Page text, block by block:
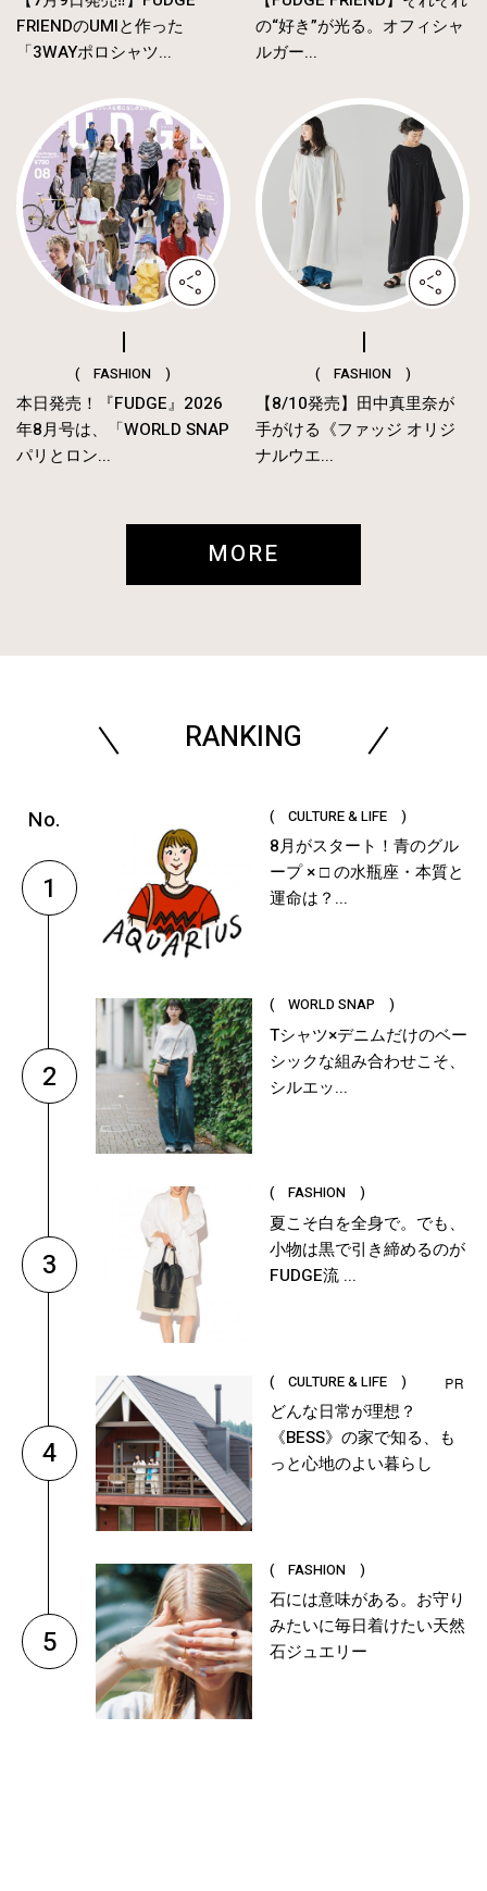
FRIENDのUMIと作った
「3WAYポロシャツ...
の“好き”が光る。オフィシャ
ルガー...
( FASHION )
本日発売！『FUDGE』2026
年8月号は、「WORLD SNAP
パリとロン...
( FASHION )
【8/10発売】田中真里奈が
手がける《ファッジ オリジ
ナルウエ...
MORE
RANKING
1
( CULTURE & LIFE )
8月がスタート！青のグル
ープ × □ の水瓶座・本質と
運命は？...
2
( WORLD SNAP )
Tシャツ×デニムだけのベー
シックな組み合わせこそ、
シルエッ...
3
( FASHION )
夏こそ白を全身で。でも、
小物は黒で引き締めるのが
FUDGE流 ...
4
( CULTURE & LIFE )
どんな日常が理想？
《BESS》の家で知る、も
っと心地のよい暮らし
5
( FASHION )
石には意味がある。お守り
みたいに毎日着けたい天然
石ジュエリー